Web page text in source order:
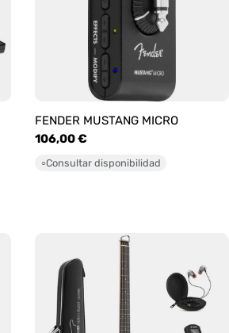
FENDER MUSTANG MICRO
Precio
habitual
106,00 €
○Consultar disponibilidad